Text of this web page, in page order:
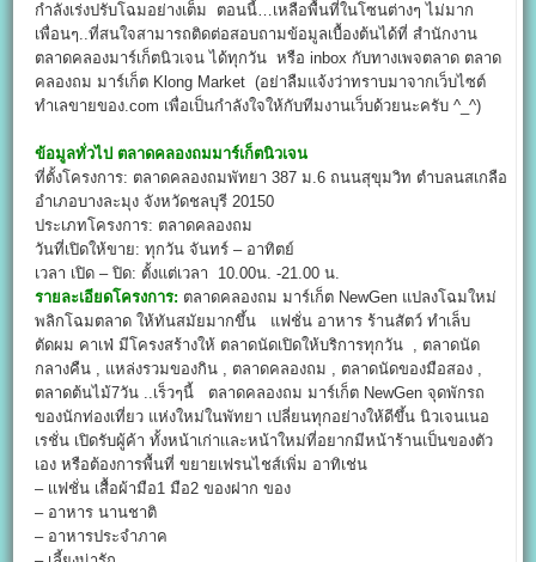
กำลังเร่งปรับโฉมอย่างเต็ม ตอนนี้…เหลือพื้นที่ในโซนต่างๆ ไม่มาก
เพื่อนๆ..ที่สนใจสามารถติดต่อสอบถามข้อมูลเบื้องต้นได้ที่ สำนักงาน
ตลาดคลองมาร์เก็ตนิวเจน ได้ทุกวัน หรือ inbox กับทางเพจตลาด ตลาด
คลองถม มาร์เก็ต Klong Market (อย่าลืมแจ้งว่าทราบมาจากเว็บไซต์
ทำเลขายของ.com เพื่อเป็นกำลังใจให้กับทีมงานเว็บด้วยนะครับ ^_^)
ข้อมูลทั่วไป ตลาดคลองถมมาร์เก็ตนิวเจน
ที่ตั้งโครงการ: ตลาดคลองถมพัทยา 387 ม.6 ถนนสุขุมวิท ตำบลนสเกลือ
อำเภอบางละมุง จังหวัดชลบุรี 20150
ประเภทโครงการ: ตลาดคลองถม
วันที่เปิดให้ขาย: ทุกวัน จันทร์ – อาทิตย์
เวลา เปิด – ปิด: ตั้งแต่เวลา 10.00น. -21.00 น.
รายละเอียดโครงการ: ตลาดคลองถม มาร์เก็ต NewGen แปลงโฉมใหม่
พลิกโฉมตลาด ให้ทันสมัยมากขึ้น แฟชั่น อาหาร ร้านสัตว์ ทำเล็บ
ตัดผม คาเฟ่ มีโครงสร้างให้ ตลาดนัดเปิดให้บริการทุกวัน , ตลาดนัด
กลางคืน , แหล่งรวมของกิน , ตลาดคลองถม , ตลาดนัดของมือสอง ,
ตลาดต้นไม้7วัน ..เร็วๆนี้ ตลาดคลองถม มาร์เก็ต NewGen จุดพักรถ
ของนักท่องเที่ยว แห่งใหม่ในพัทยา เปลี่ยนทุกอย่างให้ดีขึ้น นิวเจนเนอ
เรชั่น เปิดรับผู้ค้า ทั้งหน้าเก่าเเละหน้าใหม่ที่อยากมีหน้าร้านเป็นของตัว
เอง หรือต้องการพื้นที่ ขยายเฟรนไชส์เพิ่ม อาทิเช่น
– เเฟชั่น เสื้อผ้ามือ1 มือ2 ของฝาก ของ
– อาหาร นานชาติ
– อาหารประจำภาค